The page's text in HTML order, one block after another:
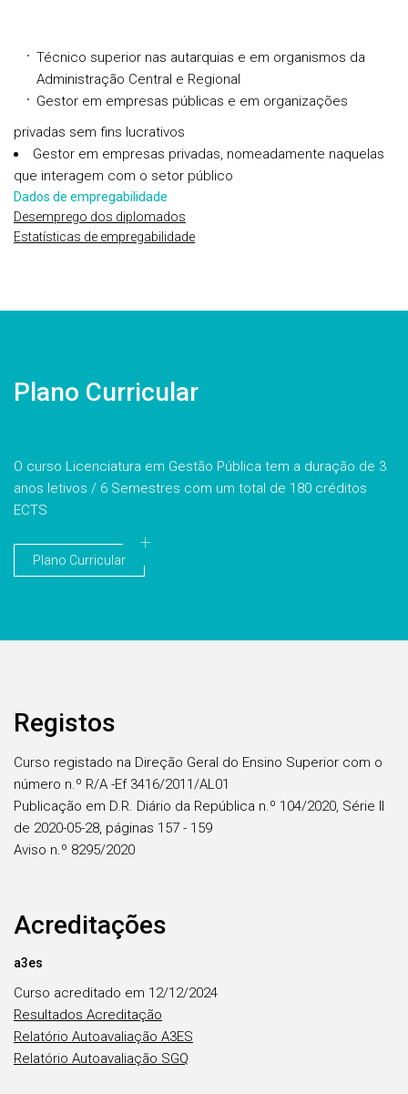
Técnico superior nas autarquias e em organismos da
Administração Central e Regional
Gestor em empresas públicas e em organizações
privadas sem fins lucrativos
Gestor em empresas privadas, nomeadamente naquelas
que interagem com o setor público
Dados de empregabilidade
Desemprego dos diplomados
Estatísticas de empregabilidade
Plano Curricular
O curso Licenciatura em Gestão Pública tem a duração de 3
anos letivos / 6 Semestres com um total de 180 créditos
ECTS
Plano Curricular
Registos
Curso registado na Direção Geral do Ensino Superior com o
número n.º R/A -Ef 3416/2011/AL01
Publicação em D.R. Diário da República n.º 104/2020, Série II
de 2020-05-28, páginas 157 - 159
Aviso n.º 8295/2020
Acreditações
a3es
Curso acreditado em 12/12/2024
Resultados Acreditação
Relatório Autoavaliação A3ES
Relatório Autoavaliação SGQ